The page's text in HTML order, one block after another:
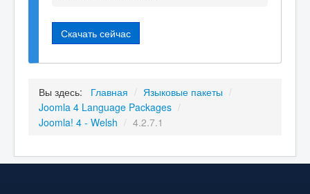
Скачать сейчас
Вы здесь: Главная / Языковые пакеты /
Joomla 4 Language Packages /
Joomla! 4 - Welsh / 4.2.7.1